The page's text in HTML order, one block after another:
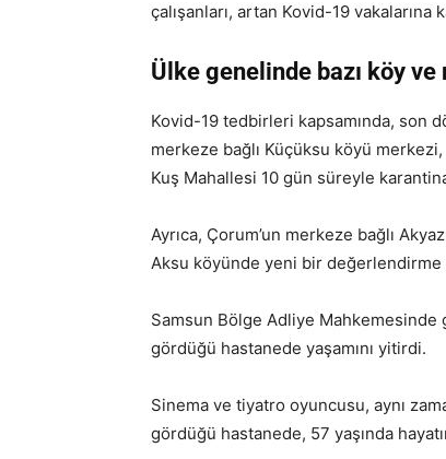
çalışanları, artan Kovid-19 vakalarına
Ülke genelinde bazı köy ve
Kovid-19 tedbirleri kapsamında, son
merkeze bağlı Küçüksu köyü
Kuş Mahallesi 10 gün süreyle
Ayrıca, Çorum’un merkeze bağlı
Aksu köyünde yeni bir değerlendirme
Samsun Bölge Adliye Mahkemesinde
gördüğü hastanede yaşamını yitirdi.
Sinema ve tiyatro oyuncusu, aynı
gördüğü hastanede, 57 yaşında